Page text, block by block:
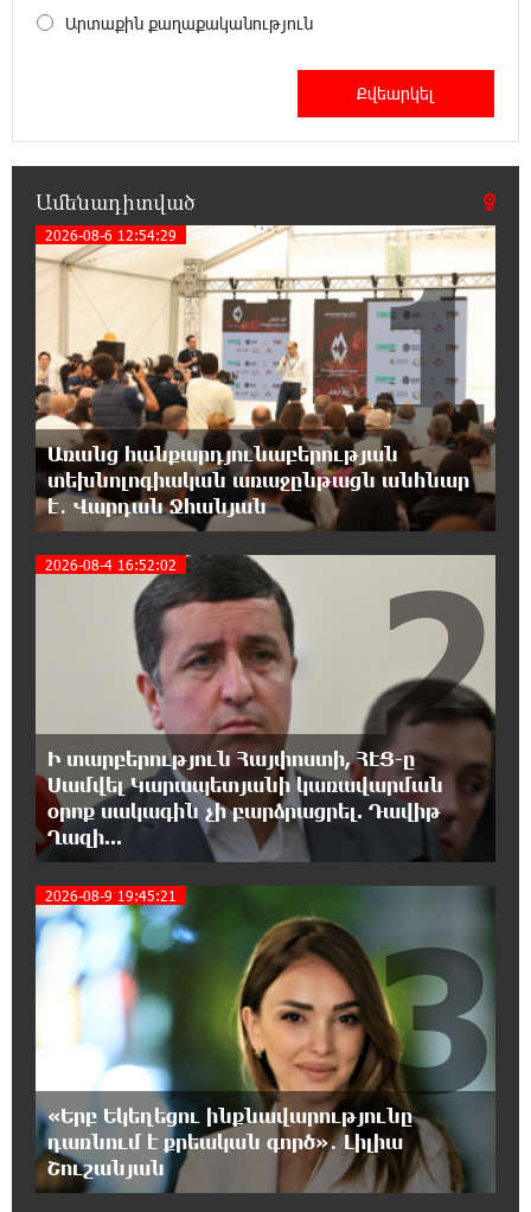
19:37:10 8-08-2026
Փաշինյանն ու Թրամփը հեռախոսազրույց
Հայաստան
19:18:03 8-08-2026
Սիցիլիայի օդանավակայանը փակվել է
Էթնա հրաբխի ժայթքման պատճառով
19:16:13 8-08-2026
Հետվճարի փոխարեն՝ արժանապատիվ և
ֆիքսված թոշակ․ ինչու է գործող
համակարգը սոցիալական անարդարության խնդիր
ստեղծում. Հրայր Կամենդատյան
Երևանի Կենտրոնում փոշու
պարունակությունը գրեթե ամբողջ շաբաթ
գերազանցել է թույլատրելի սահմանը
18:40:08 8-08-2026
Իրանը պատրաստ է բացել Հորմուզի
նեղուցը, եթե ԱՄՆ-ն ընդունի
հանրապետության պայմանները
18:21:30 8-08-2026
Երևանում անցկացվել է հաշմանդամություն
փառատոն
18:02:58 8-08-2026
Դմիտրի Մեդվեդև. Արևմուտքի
քաղաքականությունը Հայաստանի
նկատմամբ կրկնում է վրացական սցենարը
17:36:59 8-08-2026
Ադրբեջանցիների բնակեցումը
Հայաստանում լուրջ վտանգներ է
պարունակում. Ավետիք Չալաբյան
Արտաքին քաղաքականություն
Ամենադիտված
2026-08-6 12:54:29
Առանց հանքարդյունաբերության
տեխնոլոգիական առաջընթացն անհնար
է․ Վարդան Ջհանյան
1
2026-08-4 16:52:02
Ի տարբերություն Հայփոստի, ՀԷՑ-ը
Սամվել Կարապետյանի կառավարման
օրոք սակագին չի բարձրացրել. Դավիթ
Ղազի...
2
2026-08-9 19:45:21
«Երբ Եկեղեցու ինքնավարությունը
դառնում է քրեական գործ»․ Լիլիա
Շուշանյան
3